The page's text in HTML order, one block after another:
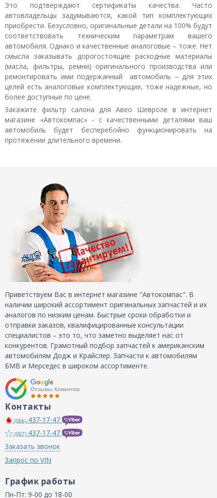
Это подтверждают сертификаты качества. Часто
автовладельцы задумываются, какой тип комплектующих
приобрести. Безусловно, оригинальные детали на 100% будут
соответствовать техническим параметрам вашего
автомобиля. Однако и качественные аналоговые – тоже. Нет
смысла заказывать дорогостоящие расходные материалы
(масла, фильтры, ремни) оригинального производства или
ремонтировать ими подержанный автомобиль – для этих
целей есть аналоговые комплектующие, тоже надежные, но
более доступные по цене.
Закажите фильтр салона для Авео Шевроле в интернет
магазине «Автокомпас» - с качественными деталями ваш
автомобиль будет бесперебойно функционировать на
протяжении длительного времени.
Приветствуем Вас в интернет магазине "Автокомпас". В
наличии широкий ассортимент оригинальных запчастей и их
аналогов по низким ценам. Быстрые сроки обработки и
отправки заказов, квалифицированные консультации
специалистов – это то, что заметно выделяет нас от
конкурентов. Грамотный подбор запчастей к американским
автомобилям Додж и Крайслер. Запчасти к автомобилям
БМВ и Мерседес в широком ассортименте.
Контакты
(066) 437-17-47
(097) 437-17-47
Заказать звонок
Запрос по VIN
График работы
Пн-Пт: 9-00 до 18-00